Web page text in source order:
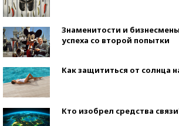
Знаменитости и
успеха со второй попытки
Как защититься от солнца
Кто изобрел средства